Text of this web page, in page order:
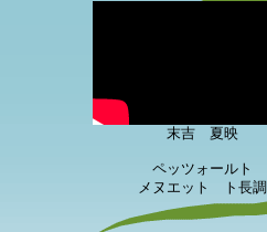
末吉 夏映
ペッツォールト
メヌエット ト長調